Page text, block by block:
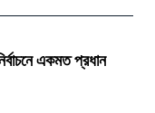
একমত প্রধান